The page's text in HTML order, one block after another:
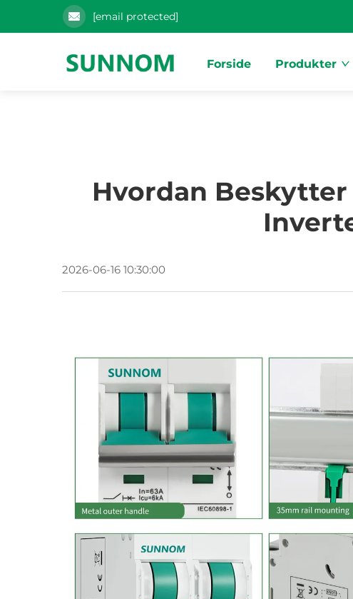
[email protected]
Forside Produkter
Hvordan
2026-06-16 10:30:00